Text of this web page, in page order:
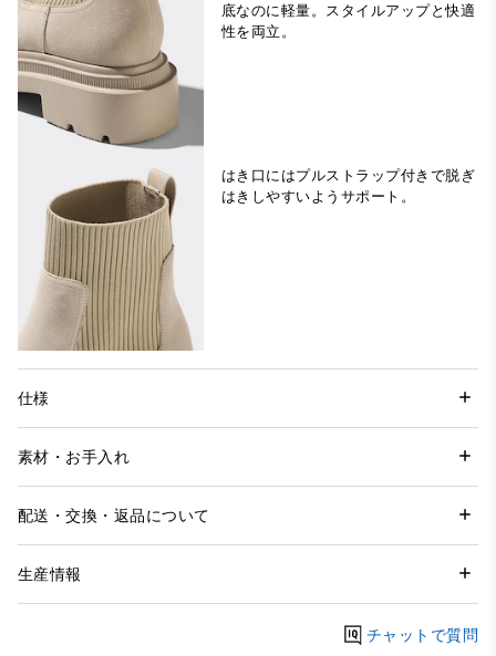
底なのに軽量。スタイルアップと快適
性を両立。
はき口にはプルストラップ付きで脱ぎ
はきしやすいようサポート。
仕様
素材・お手入れ
配送・交換・返品について
生産情報
チャットで質問